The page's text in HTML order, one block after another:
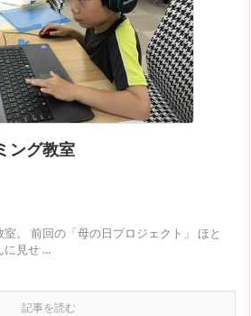
ング教室
。 前回の「母の日プロジェクト」 ほと
見せ ...
記事を読む